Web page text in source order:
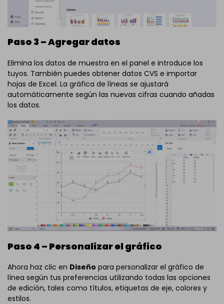
Paso 3 – Agregar datos
Elimina los datos de muestra en el panel e introduce los
tuyos. También puedes obtener datos CVS e importar
hojas de Excel. La gráfica de líneas se ajustará
automáticamente según las nuevas cifras cuando añadas
los datos.
Paso 4 – Personalizar el gráfico
Ahora haz clic en Diseño para personalizar el gráfico de
línea según tus preferencias utilizando todas las opciones
de edición, tales como títulos, etiquetas de eje, colores y
estilos.